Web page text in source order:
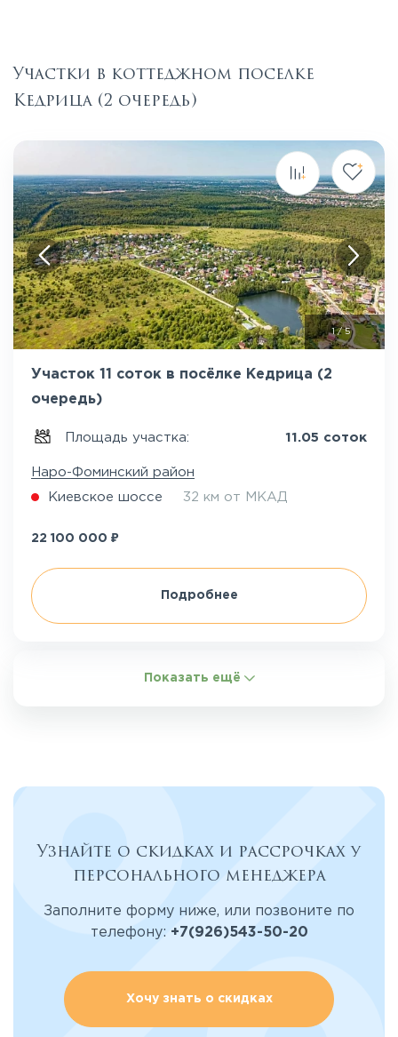
Участки в коттеджном поселке
Кедрица (2 очередь)
1/5
Участок 11 соток в посёлке Кедрица (2
очередь)
Площадь участка: 11.05 соток
Наро-Фоминский район
Киевское шоссе 32 км от МКАД
22 100 000 ₽
Подробнее
Показать ещё
Узнайте о скидках и рассрочках у
персонального менеджера
Заполните форму ниже, или позвоните по
телефону: +7(926)543-50-20
Хочу знать о скидках